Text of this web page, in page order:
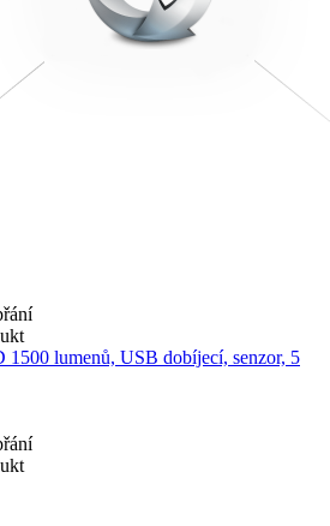
lumenů, USB dobíjecí, senzor, 5